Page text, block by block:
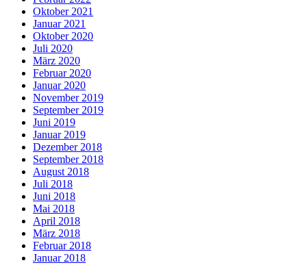
Oktober 2021
Januar 2021
Oktober 2020
Juli 2020
März 2020
Februar 2020
Januar 2020
November 2019
September 2019
Juni 2019
Januar 2019
Dezember 2018
September 2018
August 2018
Juli 2018
Juni 2018
Mai 2018
April 2018
März 2018
Februar 2018
Januar 2018